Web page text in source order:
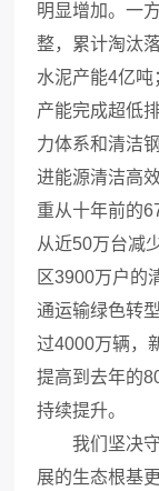
明显增加。一
整，累计淘汰
水泥产能4亿吨
产能完成超低
力体系和清洁
进能源清洁高
重从十年前的
从近50万台减
区3900万户的
通运输绿色转
过4000万辆，
提高到去年的
持续提升。
我们坚决守
展的生态根基